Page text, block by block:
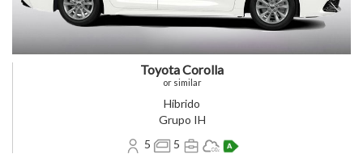
Toyota Corolla
or similar
Híbrido
Grupo IH
5
5